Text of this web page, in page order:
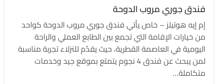
فندق جوري مروب الدوحة
إم إيه هوتيلز – خاص يأتي فندق جوري مروب الدوحة كواحد
من خيارات الإقامة التي تجمع بين الطابع العملي والراحة
اليومية في العاصمة القطرية، حيث يقدّم للنزلاء تجربة مناسبة
لمن يبحث عن فندق 4 نجوم يتمتع بموقع جيد وخدمات
متكاملة…